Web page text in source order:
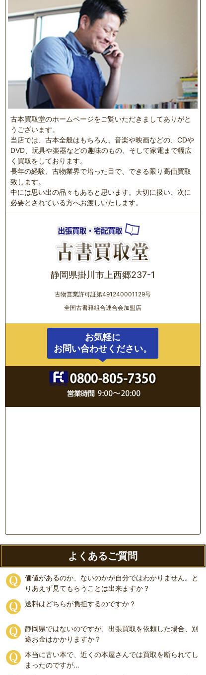
古本買取堂のホームページをご覧いただきましてありがと
うございます。
当店では、古本全般はもちろん、音楽や映画などの、CDや
DVD、玩具や楽器などの趣味のもの、そして家電まで幅広
く買取をしております。
長年の経験、古物業界で培った目で、できる限り高価買取
致します。
中には思い出の品々もあると思います。大切に扱い、次に
必要とされている方へお渡しいたします。
静岡県掛川市上西郷237-1
古物営業許可証第491240001129号
全国古書籍組合連合会加盟店
お気軽に
お問い合わせください。
よくあるご質問
価値があるのか、ないのかが自分ではわかりません。と
りあえず見てもらうことは出来ますか？
送料はどちらが負担するのですか？
静岡県ではないのですが、出張買取を依頼した場合、別
途お金はかかりますか？
本当に古い本で、近くの本屋さんでは買取を断られてし
まったのですが…